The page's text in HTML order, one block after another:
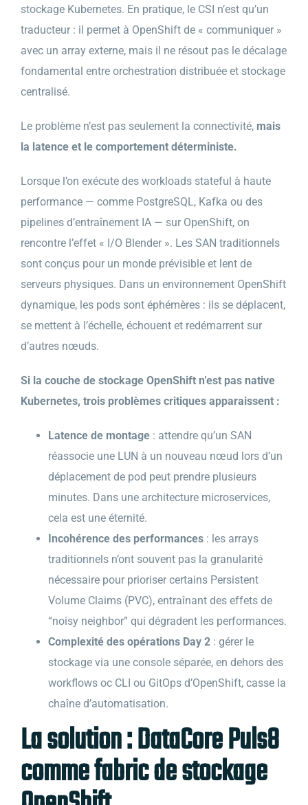
stockage Kubernetes. En pratique, le CSI n’est qu’un
traducteur : il permet à OpenShift de « communiquer »
avec un array externe, mais il ne résout pas le décalage
fondamental entre orchestration distribuée et stockage
centralisé.
Le problème n’est pas seulement la connectivité, mais
la latence et le comportement déterministe.
Lorsque l’on exécute des workloads stateful à haute
performance — comme PostgreSQL, Kafka ou des
pipelines d’entraînement IA — sur OpenShift, on
rencontre l’effet « I/O Blender ». Les SAN traditionnels
sont conçus pour un monde prévisible et lent de
serveurs physiques. Dans un environnement OpenShift
dynamique, les pods sont éphémères : ils se déplacent,
se mettent à l’échelle, échouent et redémarrent sur
d’autres nœuds.
Si la couche de stockage OpenShift n’est pas native
Kubernetes, trois problèmes critiques apparaissent :
Latence de montage : attendre qu’un SAN
réassocie une LUN à un nouveau nœud lors d’un
déplacement de pod peut prendre plusieurs
minutes. Dans une architecture microservices,
cela est une éternité.
Incohérence des performances : les arrays
traditionnels n’ont souvent pas la granularité
nécessaire pour prioriser certains Persistent
Volume Claims (PVC), entraînant des effets de
“noisy neighbor” qui dégradent les performances.
Complexité des opérations Day 2 : gérer le
stockage via une console séparée, en dehors des
workflows oc CLI ou GitOps d’OpenShift, casse la
chaîne d’automatisation.
La solution : DataCore Puls8
comme fabric de stockage